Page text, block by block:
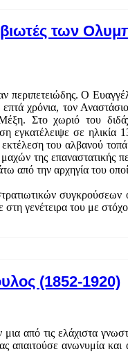
των
περιπετειώδης. Ο
επτά χρόνια, τον
Στο χωριό του
εγκατέλειψε σε ηλικία
του αλβανού
της επαναστατικής
από την αρχηγία του
συγκρούσεων
γενέτειρα του με
(1852-1920)
από τις ελάχιστα
απαιτούσε ανωνυμία